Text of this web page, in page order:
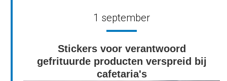
1 september
Stickers voor verantwoord
gefrituurde producten verspreid bij
cafetaria's